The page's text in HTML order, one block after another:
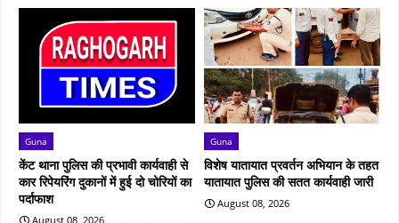
Guna
केंट थाना पुलिस की प्रभावी कार्यवाही से
कार रिपेयरिंग दुकानों में हुई दो चोरियों का
पर्दाफाश
August 08, 2026
Guna
विशेष यातायात प्रवर्तन अभियान के तहत
यातायात पुलिस की सतत कार्यवाही जारी
August 08, 2026